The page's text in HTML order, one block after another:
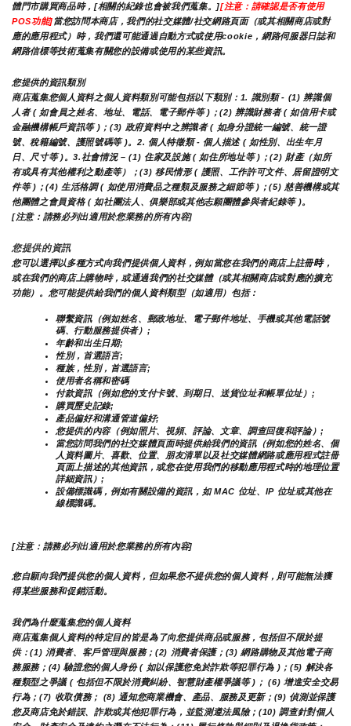
體門市購買商品時，[相關的紀錄也會被我們蒐集。][注意：請確認是否有使用
POS功能]當您訪問本商店，我們的社交媒體/社交網路頁面（或其相關商店或對
應的應用程式）時，我們還可能通過自動方式或使用cookie，網路伺服器日誌和
網路信標等技術蒐集有關您的設備或使用的某些資訊。
您提供的資訊類別
商店蒐集您個人資料之個人資料類別可能包括以下類別：1. 識別類 - (1) 辨識個
人者 ( 如會員之姓名、地址、電話、電子郵件等 )；(2) 辨識財務者 ( 如信用卡或
金融機構帳戶資訊等 )；(3) 政府資料中之辨識者 ( 如身分證統一編號、統一證
號、稅籍編號、護照號碼等 )。2. 個人特徵類 - 個人描述 ( 如性別、出生年月
日、尺寸等 )。3.社會情況 – (1) 住家及設施 ( 如住所地址等 )；(2) 財產（如所
有或具有其他權利之動產等）；(3) 移民情形 ( 護照、工作許可文件、居留證明文
件等 )；(4) 生活格調 ( 如使用消費品之種類及服務之細節等 )；(5) 慈善機構或其
他團體之會員資格 ( 如社團法人、俱樂部或其他志願團體參與者紀錄等 )。
[注意：請務必列出適用於您業務的所有內容]
您提供的資訊
您可以選擇以多種方式向我們提供個人資料，例如當您在我們的商店上註冊時，
或在我們的商店上購物時，或通過我們的社交媒體（或其相關商店或對應的擴充
功能）。您可能提供給我們的個人資料類型（如適用）包括：
聯繫資訊（例如姓名、郵政地址、電子郵件地址、手機或其他電話號
碼、行動服務提供者）;
年齡和出生日期;
性別，首選語言;
種族，性別，首選語言;
使用者名稱和密碼
付款資訊（例如您的支付卡號、到期日、送貨位址和帳單位址）;
購買歷史記錄;
產品偏好和溝通管道偏好;
您提供的內容（例如照片、視頻、評論、文章、調查回復和評論）;
當您訪問我們的社交媒體頁面時提供給我們的資訊（例如您的姓名、個
人資料圖片、喜歡、位置、朋友清單以及社交媒體網路或應用程式註冊
頁面上描述的其他資訊，或您在使用我們的移動應用程式時的地理位置
詳細資訊）;
設備標識碼，例如有關設備的資訊，如 MAC 位址、IP 位址或其他在
線標識碼。
[注意：請務必列出適用於您業務的所有內容]
您自願向我們提供您的個人資料，但如果您不提供您的個人資料，則可能無法獲
得某些服務和促銷活動。
我們為什麼蒐集您的個人資料
商店蒐集個人資料的特定目的皆是為了向您提供商品或服務，包括但不限於提
供：(1) 消費者、客戶管理與服務；(2) 消費者保護；(3) 網路購物及其他電子商
務服務；(4) 驗證您的個人身份 ( 如以保護您免於詐欺等犯罪行為 )；(5) 解決各
種類型之爭議 ( 包括但不限於消費糾紛、智慧財產權爭議等 )； (6) 增進安全交易
行為；(7) 收取債務； (8) 通知您商業機會、產品、服務及更新；(9) 偵測並保護
您及商店免於錯誤、詐欺或其他犯罪行為，並監測遵法風險；(10) 調查針對個人